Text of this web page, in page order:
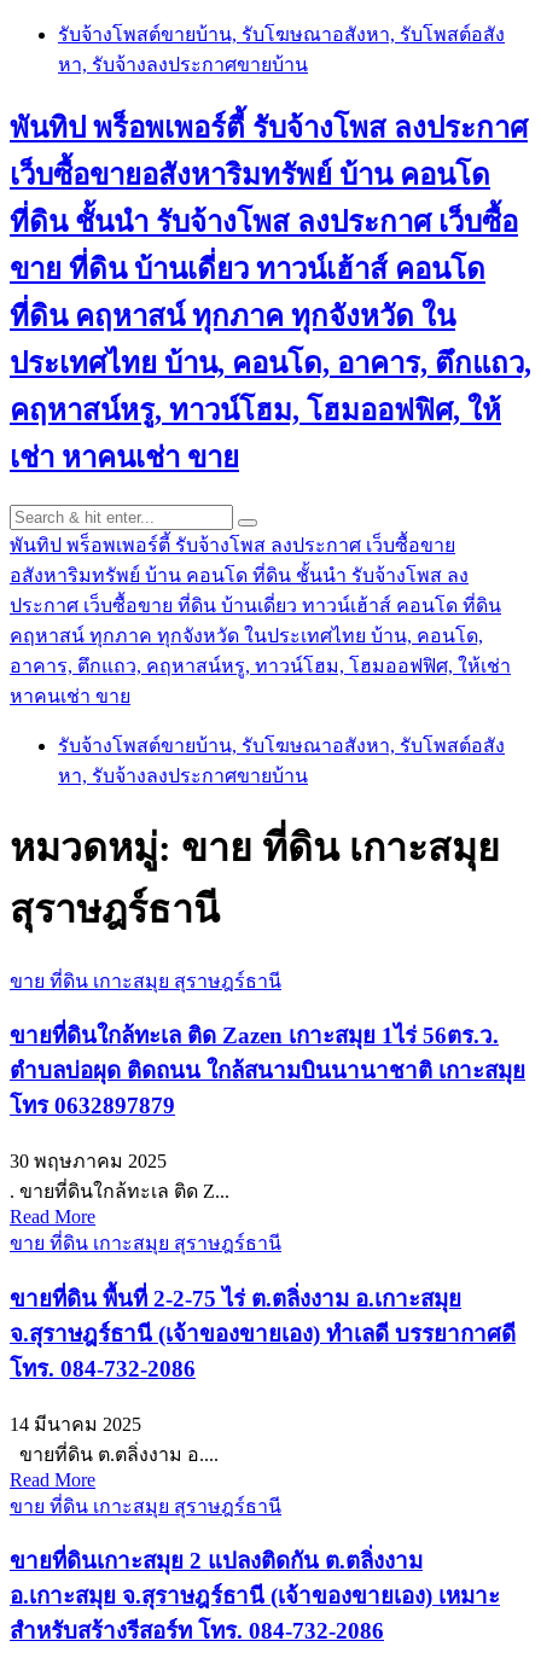
Skip
content
รับจ้างโพสต์ขายบ้าน, รับโฆษณาอสังหา, รับโพสต์อสัง
หา, รับจ้างลงประกาศขายบ้าน
พันทิป พร็อพเพอร์ตี้ รับจ้างโพส ลงประกาศ
เว็บซื้อขายอสังหาริมทรัพย์ บ้าน คอนโด
ที่ดิน ชั้นนำ รับจ้างโพส ลงประกาศ เว็บซื้อ
ขาย ที่ดิน บ้านเดี่ยว ทาวน์เฮ้าส์ คอนโด
ที่ดิน คฤหาสน์ ทุกภาค ทุกจังหวัด ใน
ประเทศไทย บ้าน, คอนโด, อาคาร, ตึกแถว,
คฤหาสน์หรู, ทาวน์โฮม, โฮมออฟฟิศ, ให้
เช่า หาคนเช่า ขาย
พันทิป พร็อพเพอร์ตี้ รับจ้างโพส ลงประกาศ เว็บซื้อขาย
อสังหาริมทรัพย์ บ้าน คอนโด ที่ดิน ชั้นนำ รับจ้างโพส ลง
ประกาศ เว็บซื้อขาย ที่ดิน บ้านเดี่ยว ทาวน์เฮ้าส์ คอนโด ที่ดิน
คฤหาสน์ ทุกภาค ทุกจังหวัด ในประเทศไทย บ้าน, คอนโด,
อาคาร, ตึกแถว, คฤหาสน์หรู, ทาวน์โฮม, โฮมออฟฟิศ, ให้เช่า
หาคนเช่า ขาย
รับจ้างโพสต์ขายบ้าน, รับโฆษณาอสังหา, รับโพสต์อสัง
หา, รับจ้างลงประกาศขายบ้าน
หมวดหมู่: ขาย ที่ดิน เกาะสมุย
สุราษฎร์ธานี
ขาย ที่ดิน เกาะสมุย สุราษฎร์ธานี
ขายที่ดินใกล้ทะเล ติด Zazen เกาะสมุย 1ไร่ 56ตร.ว.
ตำบลบ่อผุด ติดถนน ใกล้สนามบินนานาชาติ เกาะสมุย
โทร 0632897879
30 พฤษภาคม 2025
. ขายที่ดินใกล้ทะเล ติด Z...
Read More
ขาย ที่ดิน เกาะสมุย สุราษฎร์ธานี
ขายที่ดิน พื้นที่ 2-2-75 ไร่ ต.ตลิ่งงาม อ.เกาะสมุย
จ.สุราษฎร์ธานี (เจ้าของขายเอง) ทำเลดี บรรยากาศดี
โทร. 084-732-2086
14 มีนาคม 2025
ขายที่ดิน ต.ตลิ่งงาม อ....
Read More
ขาย ที่ดิน เกาะสมุย สุราษฎร์ธานี
ขายที่ดินเกาะสมุย 2 แปลงติดกัน ต.ตลิ่งงาม
อ.เกาะสมุย จ.สุราษฎร์ธานี (เจ้าของขายเอง) เหมาะ
สำหรับสร้างรีสอร์ท โทร. 084-732-2086